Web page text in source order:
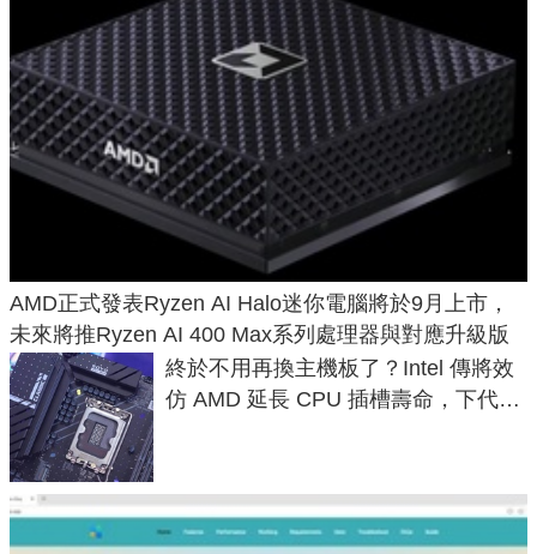
AMD正式發表Ryzen AI Halo迷你電腦將於9月上市，
未來將推Ryzen AI 400 Max系列處理器與對應升級版
終於不用再換主機板了？Intel 傳將效
仿 AMD 延長 CPU 插槽壽命，下代